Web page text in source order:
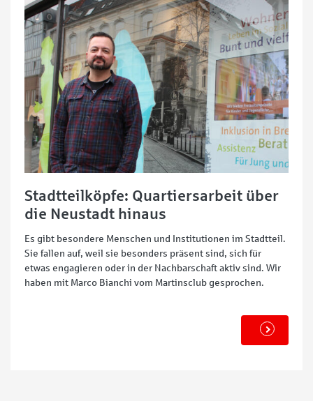
Stadtteilköpfe: Quartiersarbeit über
die Neustadt hinaus
Es gibt besondere Menschen und Institutionen im Stadtteil.
Sie fallen auf, weil sie besonders präsent sind, sich für
etwas engagieren oder in der Nachbarschaft aktiv sind. Wir
haben mit Marco Bianchi vom Martinsclub gesprochen.